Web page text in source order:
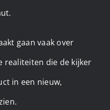
gaan vaak over
realiteiten die de kijker
in een nieuw,